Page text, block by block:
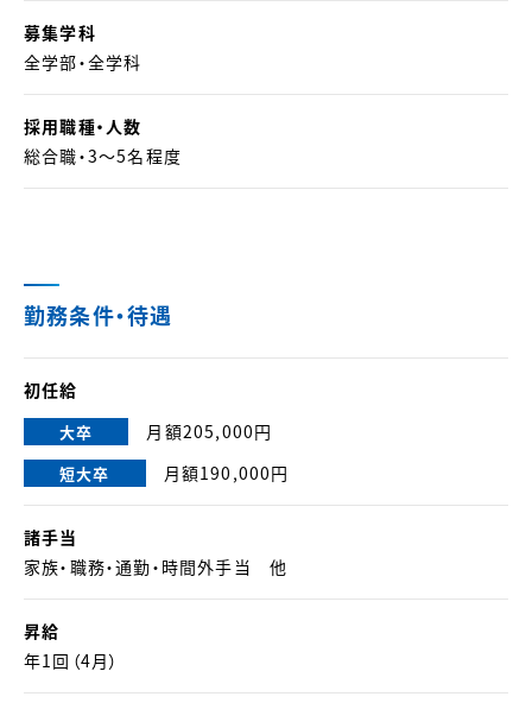
募集学科
全学部・全学科
採用職種・人数
総合職・3～5名程度
勤務条件・待遇
初任給
大卒 月額205,000円
短大卒 月額190,000円
諸手当
家族・職務・通勤・時間外手当 他
昇給
年1回（4月）